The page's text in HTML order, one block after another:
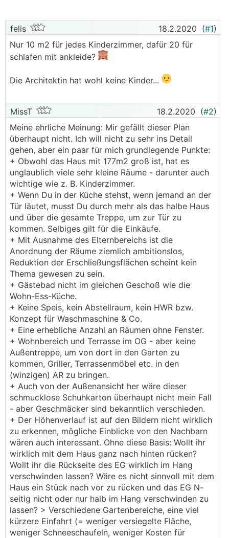
felis 18.2.2020 (#1)
Nur 10 m2 für jedes Kinderzimmer, dafür 20 für
schlafen mit ankleide?
Die Architektin hat wohl keine Kinder...
MissT 18.2.2020 (#2)
Meine ehrliche Meinung: Mir gefällt dieser Plan
überhaupt nicht. Ich will nicht zu sehr ins Detail
gehen, aber ein paar für mich grundlegende Punkte:
+ Obwohl das Haus mit 177m2 groß ist, hat es
unglaublich viele sehr kleine Räume - darunter auch
wichtige wie z. B. Kinderzimmer.
+ Wenn Du in der Küche stehst, wenn jemand an der
Tür läutet, musst Du durch mehr als das halbe Haus
und über die gesamte Treppe, um zur Tür zu
kommen. Selbiges gilt für die Einkäufe.
+ Mit Ausnahme des Elternbereichs ist die
Anordnung der Räume ziemlich ambitionslos,
Reduktion der Erschließungsflächen scheint kein
Thema gewesen zu sein.
+ Gästebad nicht im gleichen Geschoß wie die
Wohn-Ess-Küche.
+ Keine Speis, kein Abstellraum, kein HWR bzw.
Konzept für Waschmaschine & Co.
+ Eine erhebliche Anzahl an Räumen ohne Fenster.
+ Wohnbereich und Terrasse im OG - aber keine
Außentreppe, um von dort in den Garten zu
kommen, Griller, Terrassenmöbel etc. in den
(winzigen) AR zu bringen.
+ Auch von der Außenansicht her wäre dieser
schmucklose Schuhkarton überhaupt nicht mein Fall
- aber Geschmäcker sind bekanntlich verschieden.
+ Der Höhenverlauf ist auf den Bildern nicht wirklich
zu erkennen, mögliche Einblicke von den Nachbarn
wären auch interessant. Ohne diese Basis: Wollt ihr
wirklich mit dem Haus ganz nach hinten rücken?
Wollt ihr die Rückseite des EG wirklich im Hang
verschwinden lassen? Wäre es nicht sinnvoll mit dem
Haus ein Stück nach vor zu rücken und das EG N-
seitig nicht oder nur halb im Hang verschwinden zu
lassen? > Verschiedene Gartenbereiche, eine viel
kürzere Einfahrt (= weniger versiegelte Fläche,
weniger Schneeschaufeln, weniger Kosten für